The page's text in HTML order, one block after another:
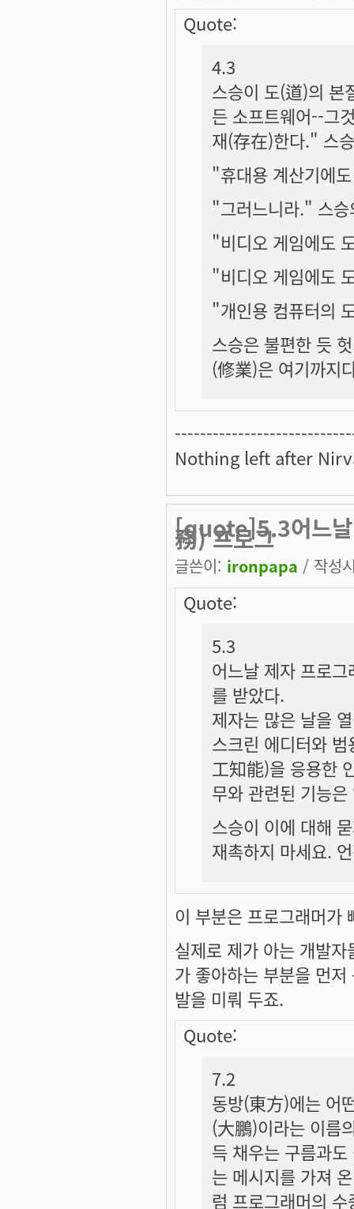
Quote:
4.3
스승이 도(道)의 본
든 소프트웨어--그
재(存在)한다." 스
"휴대용 계산기에
"그러느니라." 스
"비디오 게임에도
"비디오 게임에도
"개인용 컴퓨터의
스승은 불편한 듯
(修業)은 여기까지
Nothing left after
[quote]5.3어느날
務) 프로그
글쓴이: ironpapa / 작성
Quote:
5.3
어느날 제자 프로
를 받았다.
제자는 많은 날을
스크린 에디터와
工知能)을 응용한
무와 관련된 기능은
스승이 이에 대해
재촉하지 마세요.
이 부분은 프로그래머가
실제로 제가 아는 개발
가 좋아하는 부분을 먼
발을 미뤄 두죠.
Quote:
7.2
동방(東方)에는 어
(大鵬)이라는 이름
득 채우는 구름과
는 메시지를 가져
럼 프로그래머의